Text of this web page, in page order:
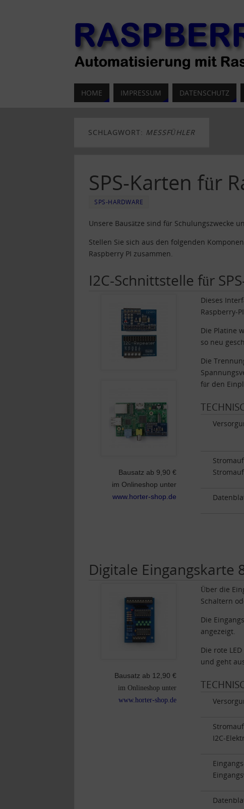
HOME IMPRESSUM DATENSCHUTZ
SCHLAGWORT: MESSFÜHLER
SPS-Karten für
SPS-HARDWARE
Unsere Bausätze sind für Schulungszwecke
Stellen Sie sich aus den folgenden
Raspberry PI zusammen.
I2C-Schnittstelle für
Bausatz ab 9,90 €
im Onlineshop unter
www.horter-shop.de
Dieses
Raspberry-
Die Platine
so neu
Die
für den
Digitale Eingangskarte
Bausatz ab 12,90 €
im Onlineshop unter
www.horter-shop.de
Über die
Schaltern
Die
angezeigt.
Die rote
und geht
I2C-